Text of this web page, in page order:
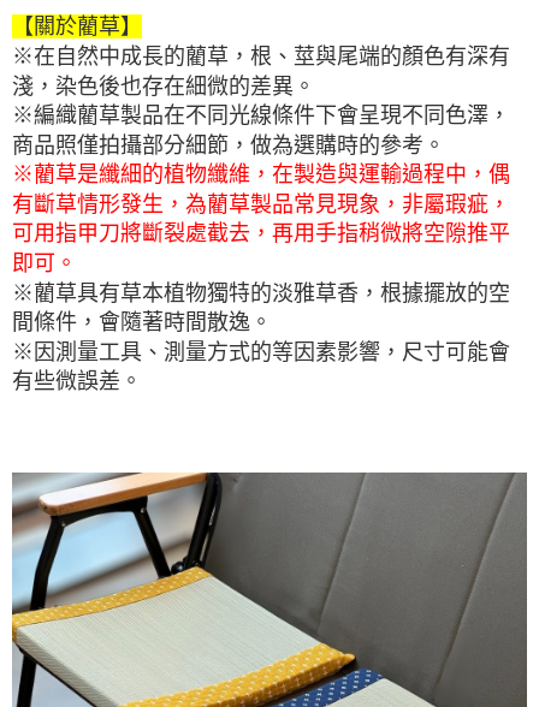
【關於藺草】
※在自然中成長的藺草，根、莖與尾端的顏色有深有
淺，染色後也存在細微的差異。
※編織藺草製品在不同光線條件下會呈現不同色澤，
商品照僅拍攝部分細節，做為選購時的參考。
※藺草是纖細的植物纖維，在製造與運輸過程中，偶
有斷草情形發生，為藺草製品常見現象，非屬瑕疵，
可用指甲刀將斷裂處截去，再用手指稍微將空隙推平
即可。
※藺草具有草本植物獨特的淡雅草香，根據擺放的空
間條件，會隨著時間散逸。
※因測量工具、測量方式的等因素影響，尺寸可能會
有些微誤差。